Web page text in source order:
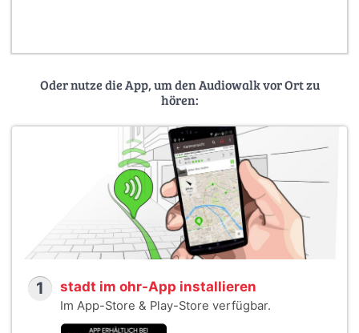
Oder nutze die App, um den Audiowalk vor Ort zu
hören:
1 stadt im ohr-App installieren
Im App-Store & Play-Store verfügbar.